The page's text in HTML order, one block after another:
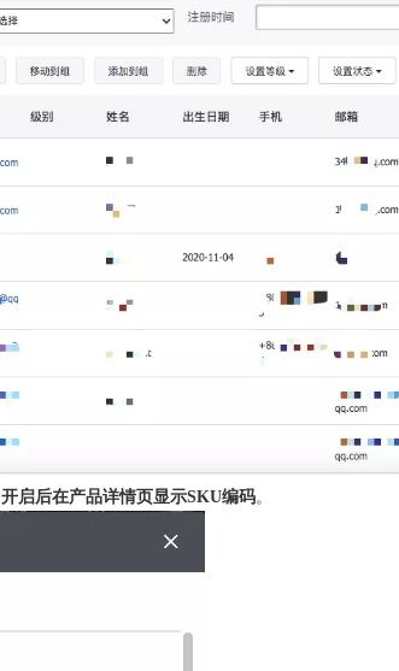
开启后在产品详情页显示SKU编码。